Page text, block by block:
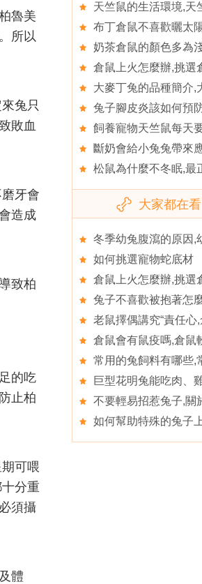
魯美
所以
兔只
敗血
牙會
造成
致柏
的吃
止柏
可喂
分重
須攝
體
大家都在看
如何挑選寵物蛇底材